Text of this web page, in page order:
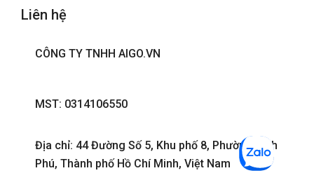
Liên hệ
CÔNG TY TNHH AIGO.VN
MST: 0314106550
Địa chỉ: 44 Đường Số 5, Khu phố 8, Phường Bình
Phú, Thành phố Hồ Chí Minh, Việt Nam